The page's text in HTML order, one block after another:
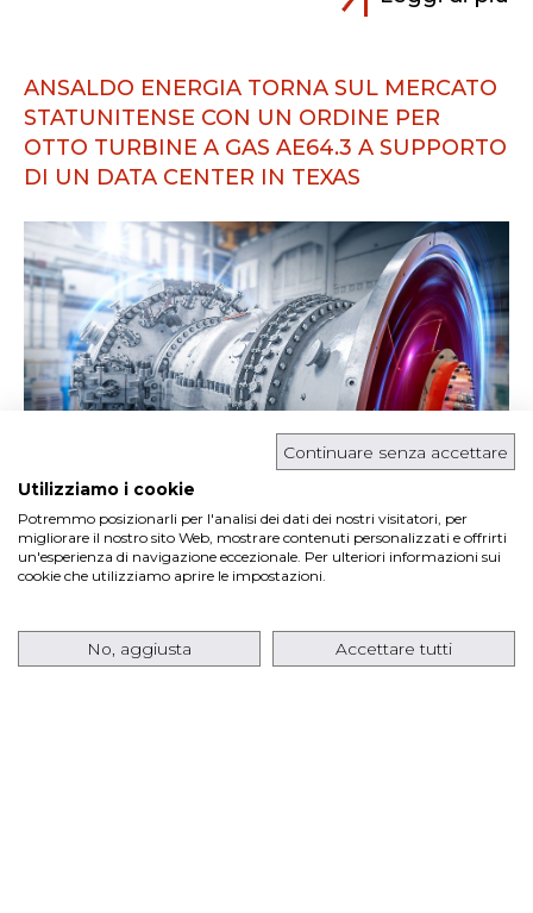
ANSALDO ENERGIA TORNA SUL MERCATO
STATUNITENSE CON UN ORDINE PER
OTTO TURBINE A GAS AE64.3 A SUPPORTO
DI UN DATA CENTER IN TEXAS
Ansaldo Energia ha firmato un contratto con
Pacifico Energyper la fornitura di
Continuare senza accettare
Utilizziamo i cookie
Potremmo posizionarli per l'analisi dei dati dei nostri visitatori, per
migliorare il nostro sito Web, mostrare contenuti personalizzati e offrirti
un'esperienza di navigazione eccezionale. Per ulteriori informazioni sui
cookie che utilizziamo aprire le impostazioni.
No, aggiusta Accettare tutti